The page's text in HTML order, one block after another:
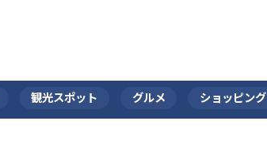
観光スポット グルメ ショッピング